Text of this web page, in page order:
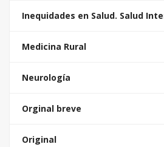
Inequidades en Salud. Salud
Medicina Rural
Neurología
Orginal breve
Original